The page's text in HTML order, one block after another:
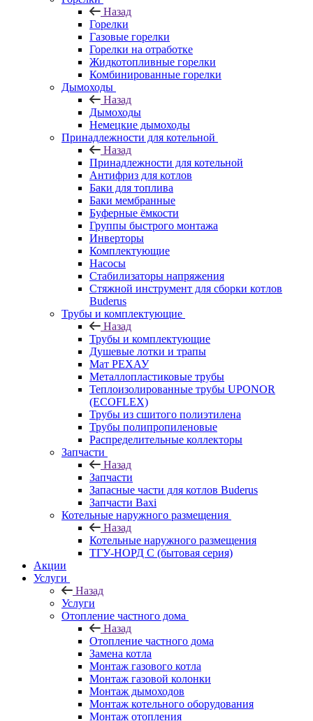
Назад
Горелки
Газовые горелки
Горелки на отработке
Жидкотопливные горелки
Комбинированные горелки
Дымоходы
Назад
Дымоходы
Немецкие дымоходы
Принадлежности для котельной
Назад
Принадлежности для котельной
Антифриз для котлов
Баки для топлива
Баки мембранные
Буферные ёмкости
Группы быстрого монтажа
Инверторы
Комплектующие
Насосы
Стабилизаторы напряжения
Стяжной инструмент для сборки котлов
Buderus
Трубы и комплектующие
Назад
Трубы и комплектующие
Душевые лотки и трапы
Мат РЕХАУ
Металлопластиковые трубы
Теплоизолированные трубы UPONOR
(ECOFLEX)
Трубы из сшитого полиэтилена
Трубы полипропиленовые
Распределительные коллекторы
Запчасти
Назад
Запчасти
Запасные части для котлов Buderus
Запчасти Baxi
Котельные наружного размещения
Назад
Котельные наружного размещения
ТГУ-НОРД С (бытовая серия)
Акции
Услуги
Назад
Услуги
Отопление частного дома
Назад
Отопление частного дома
Замена котла
Монтаж газового котла
Монтаж газовой колонки
Монтаж дымоходов
Монтаж котельного оборудования
Монтаж отопления